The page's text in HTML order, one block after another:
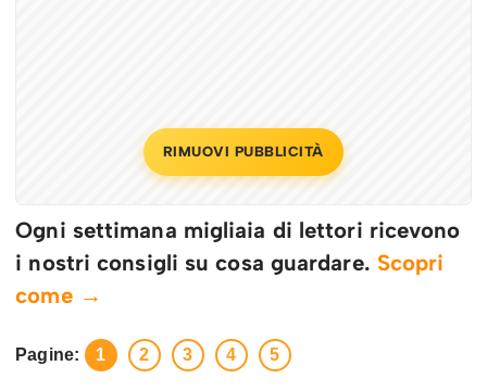
RIMUOVI PUBBLICITÀ
Ogni settimana migliaia di lettori ricevono
i nostri consigli su cosa guardare. Scopri
come →
Pagine: 1 2 3 4 5